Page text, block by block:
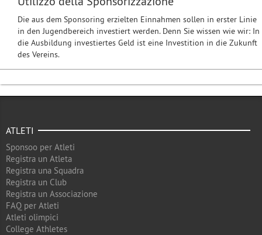
Die aus dem Sponsoring erzielten Einnahmen sollen in erster Linie
in den Jugendbereich investiert werden. Denn Sie wissen wie wir: In
die Ausbildung investiertes Geld ist eine Investition in die Zukunft
des Vereins.
ATLETI
Sponsoo per Atleti
Registra un Atleta
Registra una Squadra
Registra un Club
Registra un Associazione
FAQ per Atleti
Atleti olimpici
College Athletes